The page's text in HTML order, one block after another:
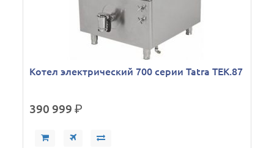
Котел электрический 700 серии Tatra TEK.87
390 999р.